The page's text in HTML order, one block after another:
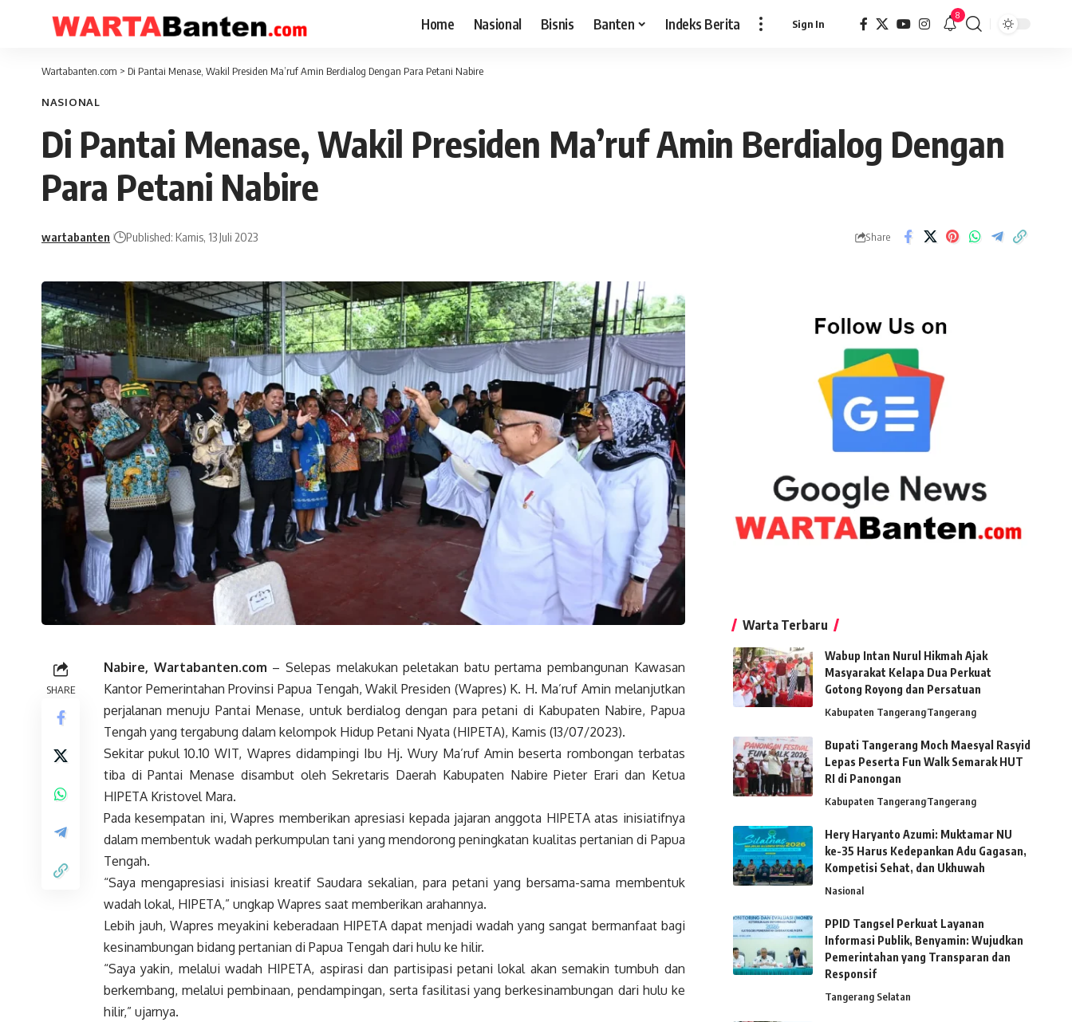
Home Nasional Bisnis Banten Indeks Berita Sign In
8
Wartabanten.com > Di Pantai Menase, Wakil Presiden Ma’ruf Amin Berdialog Dengan Para Petani Nabire
NASIONAL
Di Pantai Menase, Wakil Presiden Ma’ruf Amin Berdialog Dengan
Para Petani Nabire
wartabanten Published: Kamis, 13 Juli 2023 Share
SHARE
Nabire, Wartabanten.com – Selepas melakukan peletakan batu pertama pembangunan Kawasan
Kantor Pemerintahan Provinsi Papua Tengah,Wakil Presiden (Wapres) K. H. Ma’ruf Amin melanjutkan
perjalanan menuju Pantai Menase, untuk berdialog dengan para petani di Kabupaten Nabire, Papua
Tengah yang tergabung dalam kelompok Hidup Petani Nyata (HIPETA), Kamis (13/07/2023).
Sekitar pukul 10.10 WIT, Wapres didampingi Ibu Hj. Wury Ma’ruf Amin beserta rombongan terbatas
tiba di Pantai Menase disambut oleh Sekretaris Daerah Kabupaten Nabire Pieter Erari dan Ketua
HIPETA Kristovel Mara.
Pada kesempatan ini,Wapres memberikan apresiasi kepada jajaran anggota HIPETA atas inisiatifnya
dalam membentuk wadah perkumpulan tani yang mendorong peningkatan kualitas pertanian di Papua
Tengah.
“Saya mengapresiasi inisiasi kreatif Saudara sekalian, para petani yang bersama-sama membentuk
wadah lokal, HIPETA,” ungkap Wapres saat memberikan arahannya.
Lebih jauh,Wapres meyakini keberadaan HIPETA dapat menjadi wadah yang sangat bermanfaat bagi
kesinambungan bidang pertanian di Papua Tengah dari hulu ke hilir.
“Saya yakin, melalui wadah HIPETA, aspirasi dan partisipasi petani lokal akan semakin tumbuh dan
berkembang, melalui pembinaan, pendampingan, serta fasilitasi yang berkesinambungan dari hulu ke
hilir,” ujarnya.
Warta Terbaru
Wabup Intan Nurul Hikmah Ajak
Masyarakat Kelapa Dua Perkuat
Gotong Royong dan Persatuan
Kabupaten TangerangTangerang
Bupati Tangerang Moch Maesyal Rasyid
Lepas Peserta Fun Walk Semarak HUT
RI di Panongan
Kabupaten TangerangTangerang
Hery Haryanto Azumi: Muktamar NU
ke-35 Harus Kedepankan Adu Gagasan,
Kompetisi Sehat, dan Ukhuwah
Nasional
PPID Tangsel Perkuat Layanan
Informasi Publik, Benyamin: Wujudkan
Pemerintahan yang Transparan dan
Responsif
Tangerang Selatan